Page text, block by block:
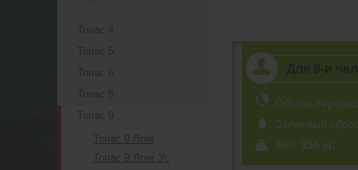
Топас 4
Топас 5
Топас 6
Топас 8
Топас 9
Топас 9 Лонг
Топас 9 Лонг Ус
Объем
Залповый
Вес: 355 кг.